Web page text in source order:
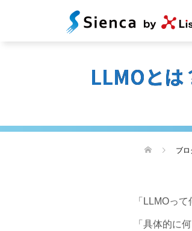
LLMOとは
ブロ
「LLMOっ
「具体的に